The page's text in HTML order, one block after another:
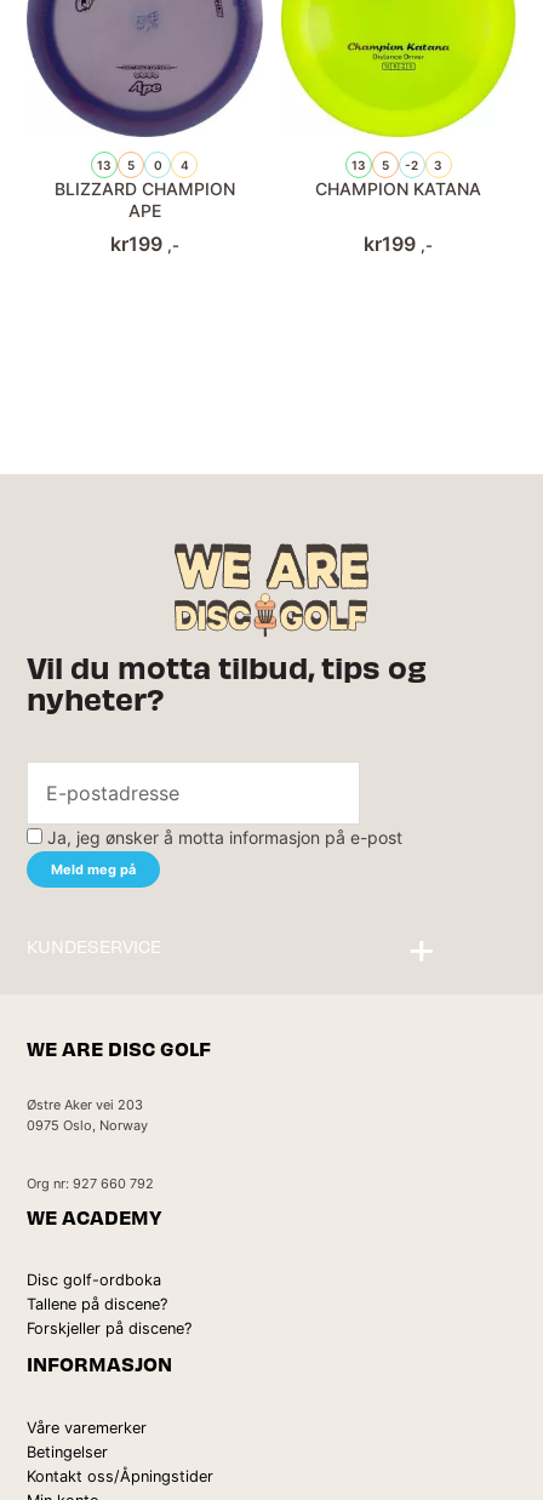
13 5 0 4
BLIZZARD CHAMPION
APE
kr199 ,-
13 5 -2 3
CHAMPION KATANA
kr199 ,-
Vil du motta tilbud, tips og
nyheter?
Ja, jeg ønsker å motta informasjon på e-post
KUNDESERVICE
WE ARE DISC GOLF
Østre Aker vei 203
0975 Oslo, Norway
Org nr: 927 660 792
WE ACADEMY
Disc golf-ordboka
Tallene på discene?
Forskjeller på discene?
INFORMASJON
Våre varemerker
Betingelser
Kontakt oss/Åpningstider